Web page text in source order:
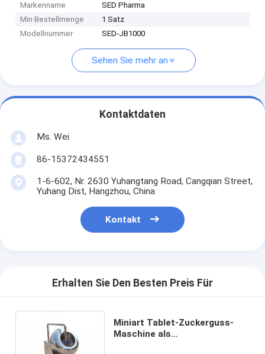
Markenname
SED Pharma
Min Bestellmenge
1 Satz
Modellnummer
SED-JB1000
Sehen Sie mehr an
Kontaktdaten
Ms. Wei
86-15372434551
1-6-602, Nr. 2630 Yuhangtang Road, Cangqian Street,
Yuhang Dist, Hangzhou, China
Kontakt
Erhalten Sie Den Besten Preis Für
Miniart Tablet-Zuckerguss-
Maschine als